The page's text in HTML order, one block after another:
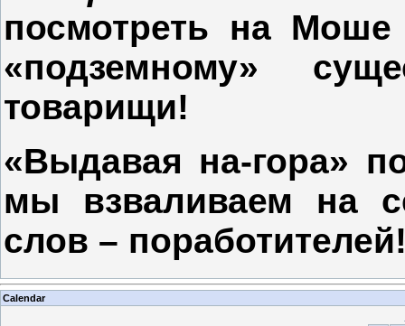
посмотреть на Моше
«подземному»
товарищи!
«Выдавая на-гора»
мы взваливаем на
слов –
Calendar